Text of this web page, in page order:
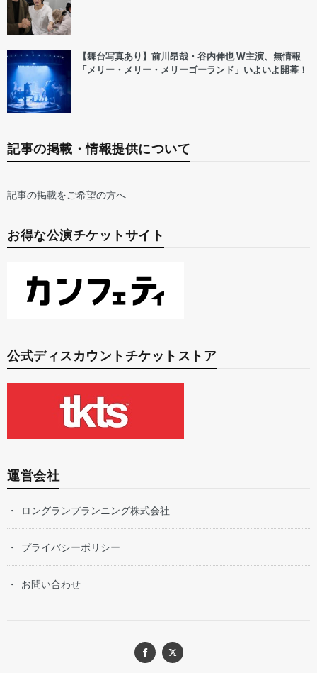
【舞台写真あり】前川昂哉・谷内伸也 W主演、無情報
「メリー・メリー・メリーゴーランド」いよいよ開幕！
記事の掲載・情報提供について
記事の掲載をご希望の方へ
お得な公演チケットサイト
公式ディスカウントチケットストア
運営会社
ロングランプランニング株式会社
プライバシーポリシー
お問い合わせ